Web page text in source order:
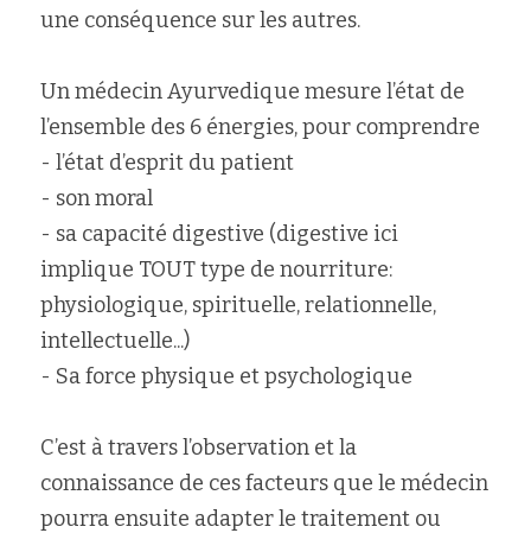
une conséquence sur les autres.
Un médecin Ayurvedique mesure l’état de
l’ensemble des 6 énergies, pour comprendre
- l’état d’esprit du patient
- son moral
- sa capacité digestive (digestive ici
implique TOUT type de nourriture:
physiologique, spirituelle, relationnelle,
intellectuelle...)
- Sa force physique et psychologique
C’est à travers l’observation et la
connaissance de ces facteurs que le médecin
pourra ensuite adapter le traitement ou